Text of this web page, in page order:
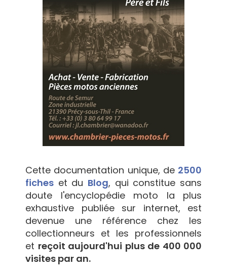
Cette documentation unique, de 2500
fiches et du Blog, qui constitue sans
doute l'encyclopédie moto la plus
exhaustive publiée sur internet, est
devenue une référence chez les
collectionneurs et les professionnels
et reçoit aujourd'hui plus de 400 000
visites par an.